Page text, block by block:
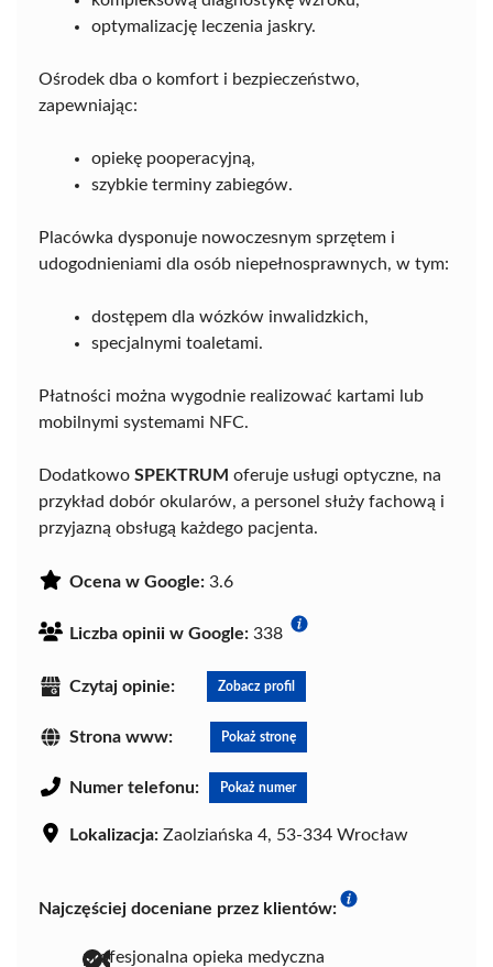
optymalizację leczenia jaskry.
Ośrodek dba o komfort i bezpieczeństwo,
zapewniając:
opiekę pooperacyjną,
szybkie terminy zabiegów.
Placówka dysponuje nowoczesnym sprzętem i
udogodnieniami dla osób niepełnosprawnych, w tym:
dostępem dla wózków inwalidzkich,
specjalnymi toaletami.
Płatności można wygodnie realizować kartami lub
mobilnymi systemami NFC.
Dodatkowo SPEKTRUM oferuje usługi optyczne, na
przykład dobór okularów, a personel służy fachową i
przyjazną obsługą każdego pacjenta.
Ocena w Google: 3.6
Liczba opinii w Google: 338
Czytaj opinie: Zobacz profil
Strona www: Pokaż stronę
Numer telefonu: Pokaż numer
Lokalizacja: Zaolziańska 4, 53-334 Wrocław
Najczęściej doceniane przez klientów:
profesjonalna opieka medyczna